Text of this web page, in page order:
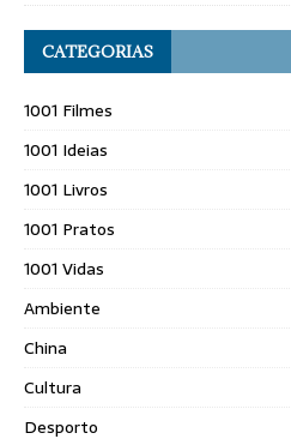
CATEGORIAS
1001 Filmes
1001 Ideias
1001 Livros
1001 Pratos
1001 Vidas
Ambiente
China
Cultura
Desporto